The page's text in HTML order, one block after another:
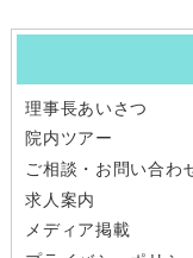
理事長あいさつ
院内ツアー
ご相談・お問い合わ
求人案内
メディア掲載